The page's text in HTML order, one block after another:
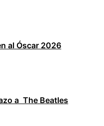
al Óscar 2026
a The Beatles